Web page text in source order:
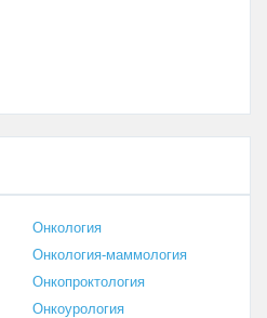
Онкология
Онкология-маммология
Онкопроктология
Онкоурология